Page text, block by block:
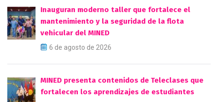
Inauguran moderno taller que fortalece el
mantenimiento y la seguridad de la flota
vehicular del MINED
6 de agosto de 2026
MINED presenta contenidos de Teleclases que
fortalecen los aprendizajes de estudiantes